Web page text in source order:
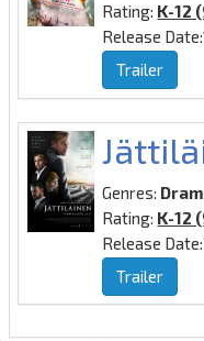
Rating: K-12
Release Date:
Trailer
Genres:
Rating: K-12
Release Date:
Trailer